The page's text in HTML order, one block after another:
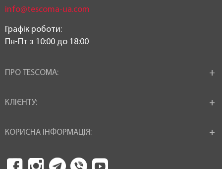
info@tescoma-ua.com
Графік роботи:
Пн-Пт з 10:00 до 18:00
ПРО TESCOMA:
КЛІЄНТУ:
КОРИСНА ІНФОРМАЦІЯ: